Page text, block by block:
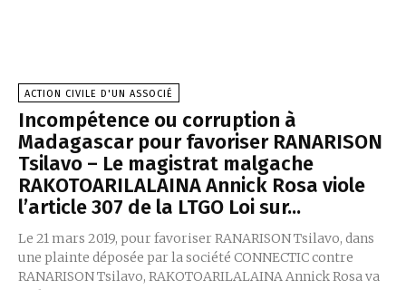
ACTION CIVILE D'UN ASSOCIÉ
Incompétence ou corruption à
Madagascar pour favoriser RANARISON
Tsilavo – Le magistrat malgache
RAKOTOARILALAINA Annick Rosa viole
l’article 307 de la LTGO Loi sur...
Le 21 mars 2019, pour favoriser RANARISON Tsilavo, dans
une plainte déposée par la société CONNECTIC contre
RANARISON Tsilavo, RAKOTOARILALAINA Annick Rosa va